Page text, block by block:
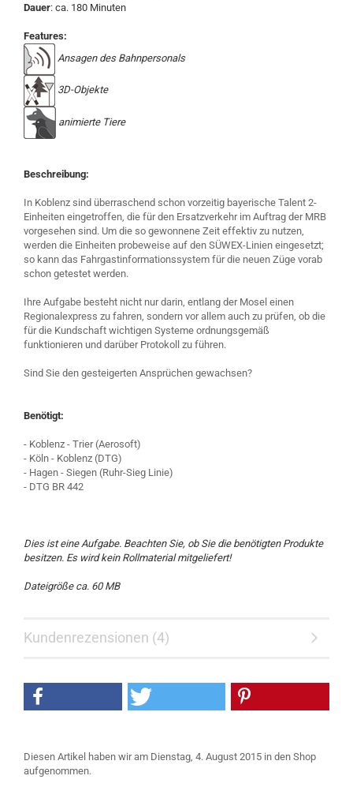
Dauer: ca. 180 Minuten
Features:
Ansagen des Bahnpersonals
3D-Objekte
animierte Tiere
Beschreibung:
In Koblenz sind überraschend schon vorzeitig bayerische Talent 2-
Einheiten eingetroffen, die für den Ersatzverkehr im Auftrag der MRB
vorgesehen sind. Um die so gewonnene Zeit effektiv zu nutzen,
werden die Einheiten probeweise auf den SÜWEX-Linien eingesetzt;
so kann das Fahrgastinformationssystem für die neuen Züge vorab
schon getestet werden.
Ihre Aufgabe besteht nicht nur darin, entlang der Mosel einen
Regionalexpress zu fahren, sondern vor allem auch zu prüfen, ob die
für die Kundschaft wichtigen Systeme ordnungsgemäß
funktionieren und darüber Protokoll zu führen.
Sind Sie den gesteigerten Ansprüchen gewachsen?
Benötigt:
- Koblenz - Trier (Aerosoft)
- Köln - Koblenz (DTG)
- Hagen - Siegen (Ruhr-Sieg Linie)
- DTG BR 442
Dies ist eine Aufgabe. Beachten Sie, ob Sie die benötigten Produkte
besitzen. Es wird kein Rollmaterial mitgeliefert!
Dateigröße ca. 60 MB
Kundenrezensionen (4)
Diesen Artikel haben wir am Dienstag, 4. August 2015 in den Shop
aufgenommen.